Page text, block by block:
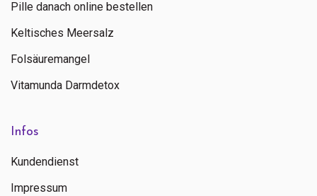
Pille danach online bestellen
Keltisches Meersalz
Folsäuremangel
Vitamunda Darmdetox
Infos
Kundendienst
Impressum